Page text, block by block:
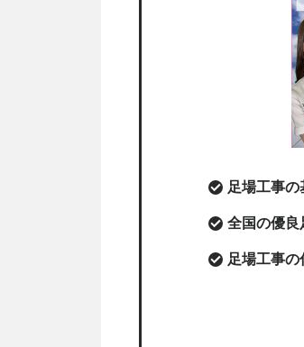
足場工事
全国の優良
足場工事の